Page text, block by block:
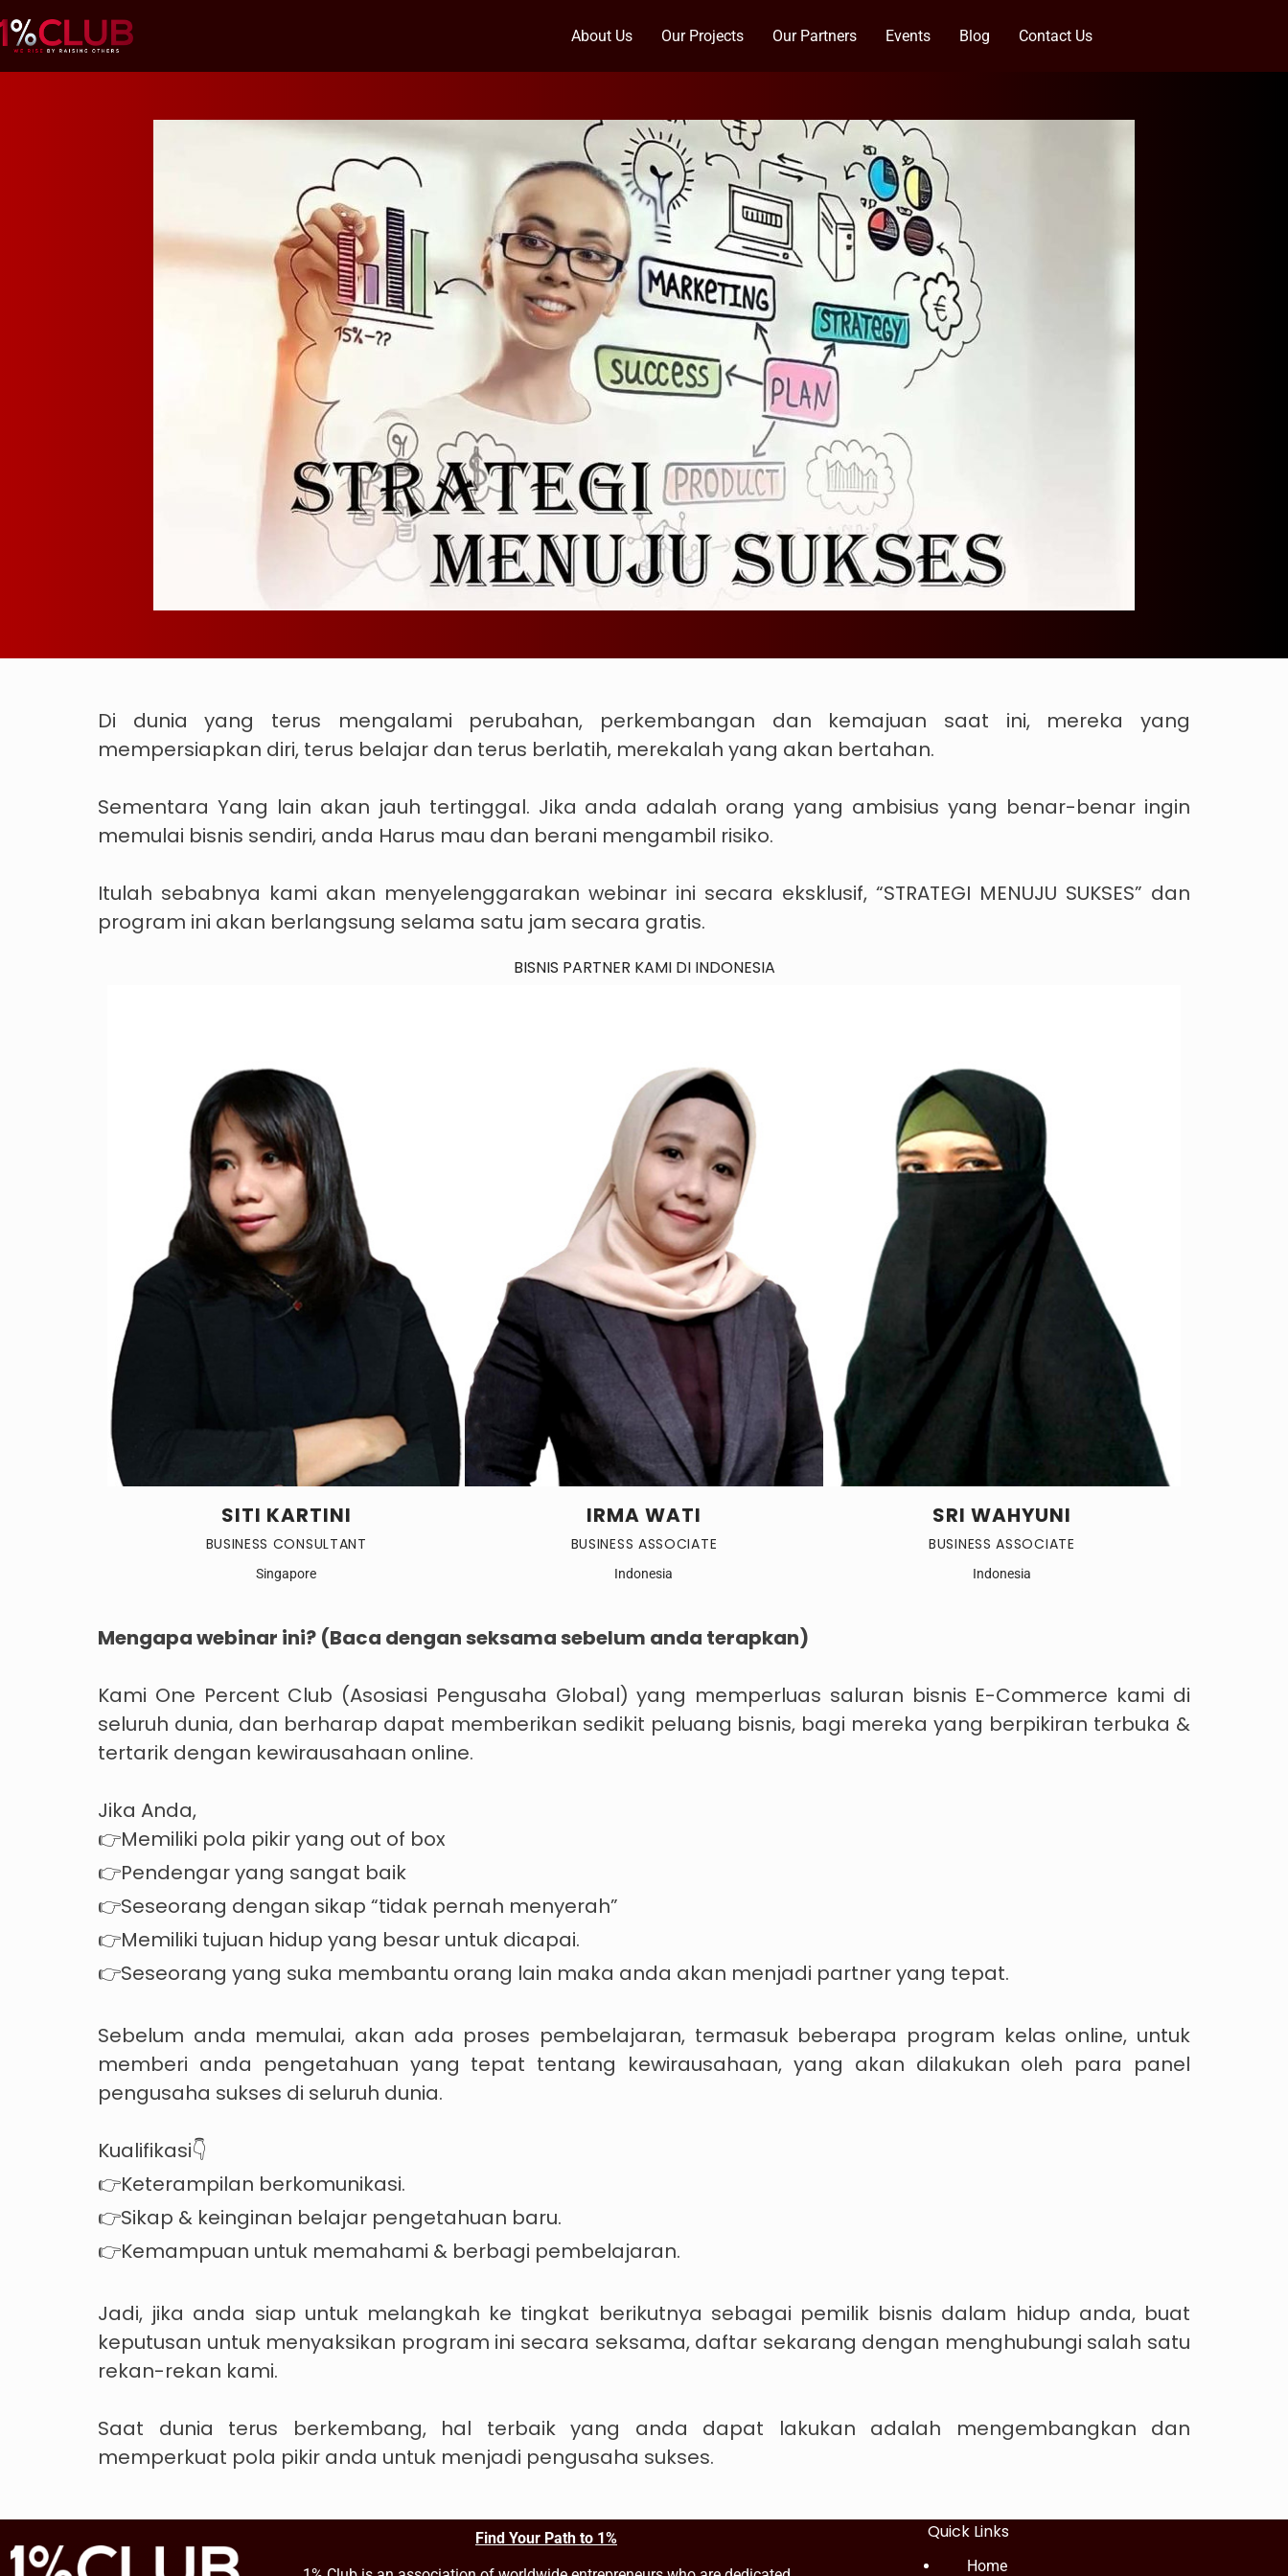
About Us Our Projects Our Partners Events Blog Contact Us
Di dunia yang terus mengalami perubahan, perkembangan dan kemajuan saat ini, mereka yang
mempersiapkan diri, terus belajar dan terus berlatih, merekalah yang akan bertahan.
Sementara Yang lain akan jauh tertinggal. Jika anda adalah orang yang ambisius yang benar-benar ingin
memulai bisnis sendiri, anda Harus mau dan berani mengambil risiko.
Itulah sebabnya kami akan menyelenggarakan webinar ini secara eksklusif, “STRATEGI MENUJU SUKSES” dan
program ini akan berlangsung selama satu jam secara gratis.
BISNIS PARTNER KAMI DI INDONESIA
SITI KARTINI
BUSINESS CONSULTANT
Singapore
IRMA WATI
BUSINESS ASSOCIATE
Indonesia
SRI WAHYUNI
BUSINESS ASSOCIATE
Indonesia
Mengapa webinar ini? (Baca dengan seksama sebelum anda terapkan)
Kami One Percent Club (Asosiasi Pengusaha Global) yang memperluas saluran bisnis E-Commerce kami di
seluruh dunia, dan berharap dapat memberikan sedikit peluang bisnis, bagi mereka yang berpikiran terbuka &
tertarik dengan kewirausahaan online.
Jika Anda,
👉Memiliki pola pikir yang out of box
👉Pendengar yang sangat baik
👉Seseorang dengan sikap “tidak pernah menyerah”
👉Memiliki tujuan hidup yang besar untuk dicapai.
👉Seseorang yang suka membantu orang lain maka anda akan menjadi partner yang tepat.
Sebelum anda memulai, akan ada proses pembelajaran, termasuk beberapa program kelas online, untuk
memberi anda pengetahuan yang tepat tentang kewirausahaan, yang akan dilakukan oleh para panel
pengusaha sukses di seluruh dunia.
Kualifikasi👇
👉Keterampilan berkomunikasi.
👉Sikap & keinginan belajar pengetahuan baru.
👉Kemampuan untuk memahami & berbagi pembelajaran.
Jadi, jika anda siap untuk melangkah ke tingkat berikutnya sebagai pemilik bisnis dalam hidup anda, buat
keputusan untuk menyaksikan program ini secara seksama, daftar sekarang dengan menghubungi salah satu
rekan-rekan kami.
Saat dunia terus berkembang, hal terbaik yang anda dapat lakukan adalah mengembangkan dan
memperkuat pola pikir anda untuk menjadi pengusaha sukses.
Find Your Path to 1%
Quick Links
Home